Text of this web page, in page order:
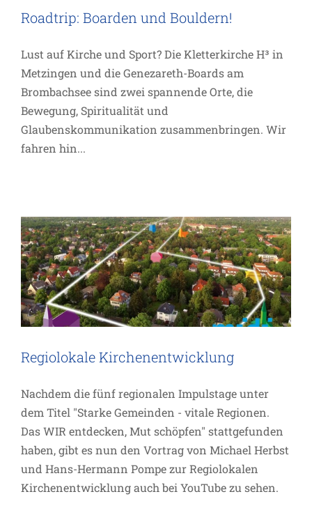
Roadtrip: Boarden und Bouldern!
Lust auf Kirche und Sport? Die Kletterkirche H³ in
Metzingen und die Genezareth-Boards am
Brombachsee sind zwei spannende Orte, die
Bewegung, Spiritualität und
Glaubenskommunikation zusammenbringen. Wir
fahren hin...
Regiolokale Kirchenentwicklung
Nachdem die fünf regionalen Impulstage unter
dem Titel "Starke Gemeinden - vitale Regionen.
Das WIR entdecken, Mut schöpfen" stattgefunden
haben, gibt es nun den Vortrag von Michael Herbst
und Hans-Hermann Pompe zur Regiolokalen
Kirchenentwicklung auch bei YouTube zu sehen.